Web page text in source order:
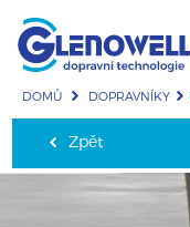
DOMŮ DOPRAVNÍKY
Zpět